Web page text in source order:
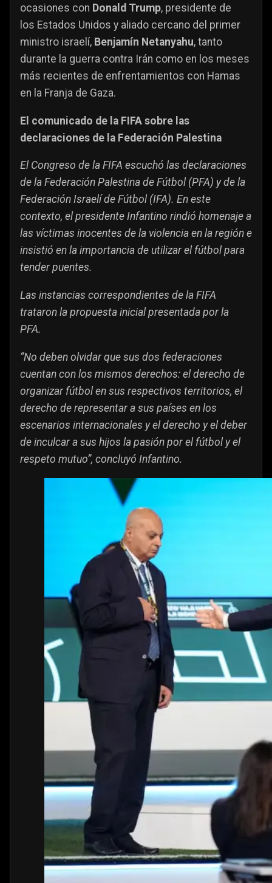
ocasiones con Donald Trump, presidente de
los Estados Unidos y aliado cercano del primer
ministro israelí, Benjamín Netanyahu, tanto
durante la guerra contra Irán como en los meses
más recientes de enfrentamientos con Hamas
en la Franja de Gaza.
El comunicado de la FIFA sobre las
declaraciones de la Federación Palestina
El Congreso de la FIFA escuchó las declaraciones
de la Federación Palestina de Fútbol (PFA) y de la
Federación Israelí de Fútbol (IFA). En este
contexto, el presidente Infantino rindió homenaje a
las víctimas inocentes de la violencia en la región e
insistió en la importancia de utilizar el fútbol para
tender puentes.
Las instancias correspondientes de la FIFA
trataron la propuesta inicial presentada por la
PFA.
“No deben olvidar que sus dos federaciones
cuentan con los mismos derechos: el derecho de
organizar fútbol en sus respectivos territorios, el
derecho de representar a sus países en los
escenarios internacionales y el derecho y el deber
de inculcar a sus hijos la pasión por el fútbol y el
respeto mutuo”, concluyó Infantino.